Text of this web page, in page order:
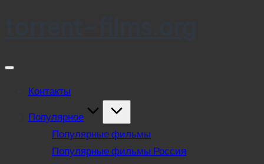
Контакты
Популярное
Популярные фильмы
Популярные фильмы Россия